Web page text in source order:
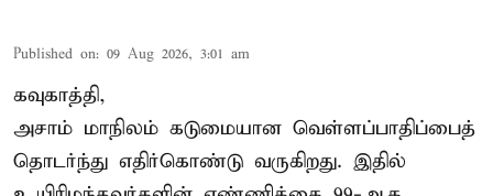
Published on: 09 Aug 2026, 3:01 am
கவுகாத்தி,
அசாம் மாநிலம் கடுமையான வெள்ளப்பாதிப்பைத்
தொடர்ந்து எதிர்கொண்டு வருகிறது. இதில்